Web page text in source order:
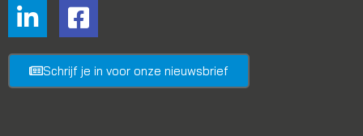
Schrijf je in voor onze nieuwsbrief